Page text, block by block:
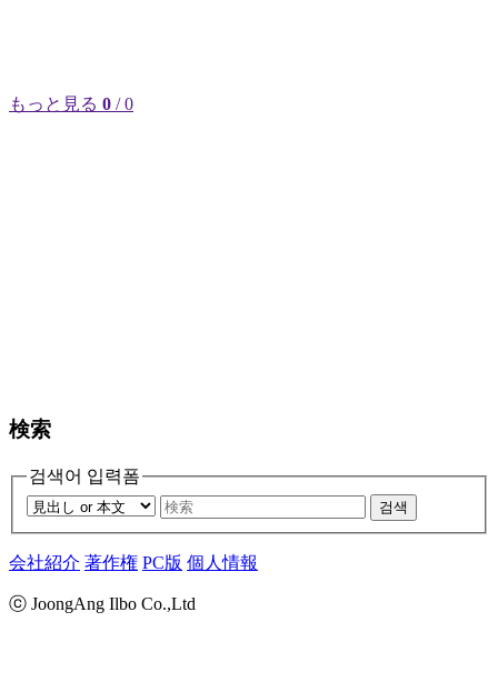
もっと見る 0 / 0
検索
검색어 입력폼
검색
会社紹介 著作権 PC版 個人情報
ⓒ JoongAng Ilbo Co.,Ltd